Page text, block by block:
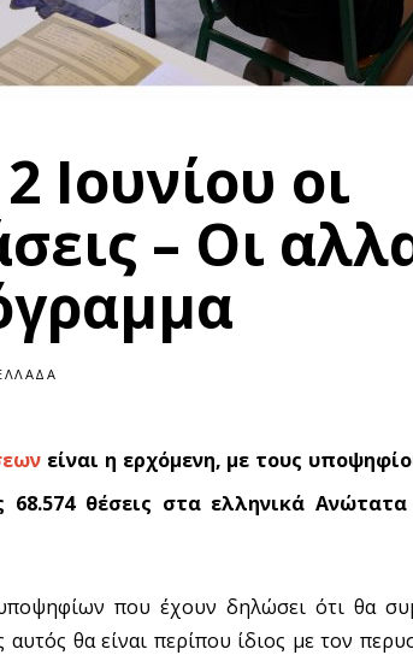
Ιουνίου οι
– Οι
είναι η ερχόμενη, με τους
θέσεις στα ελληνικά Ανώτατα
που έχουν δηλώσει ότι θα
θα είναι περίπου ίδιος με τον